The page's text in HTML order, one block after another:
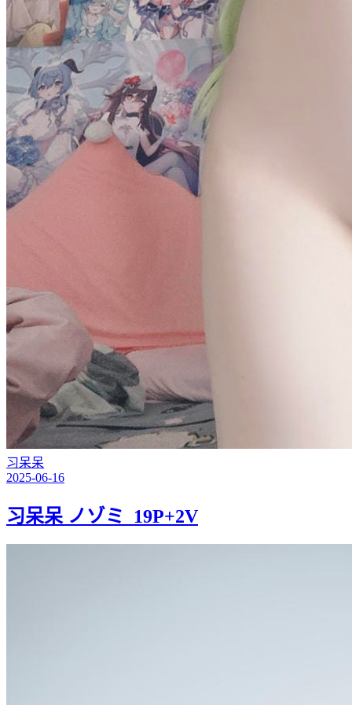
习呆呆
2025-06-16
习呆呆 ノゾミ_19P+2V